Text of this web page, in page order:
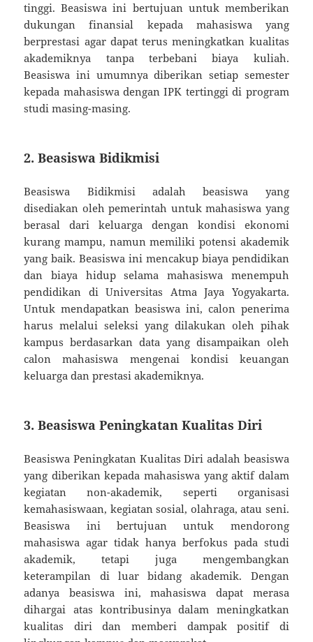
tinggi. Beasiswa ini bertujuan untuk memberikan
dukungan finansial kepada mahasiswa yang
berprestasi agar dapat terus meningkatkan kualitas
akademiknya tanpa terbebani biaya kuliah.
Beasiswa ini umumnya diberikan setiap semester
kepada mahasiswa dengan IPK tertinggi di program
studi masing-masing.
2. Beasiswa Bidikmisi
Beasiswa Bidikmisi adalah beasiswa yang
disediakan oleh pemerintah untuk mahasiswa yang
berasal dari keluarga dengan kondisi ekonomi
kurang mampu, namun memiliki potensi akademik
yang baik. Beasiswa ini mencakup biaya pendidikan
dan biaya hidup selama mahasiswa menempuh
pendidikan di Universitas Atma Jaya Yogyakarta.
Untuk mendapatkan beasiswa ini, calon penerima
harus melalui seleksi yang dilakukan oleh pihak
kampus berdasarkan data yang disampaikan oleh
calon mahasiswa mengenai kondisi keuangan
keluarga dan prestasi akademiknya.
3. Beasiswa Peningkatan Kualitas Diri
Beasiswa Peningkatan Kualitas Diri adalah beasiswa
yang diberikan kepada mahasiswa yang aktif dalam
kegiatan non-akademik, seperti organisasi
kemahasiswaan, kegiatan sosial, olahraga, atau seni.
Beasiswa ini bertujuan untuk mendorong
mahasiswa agar tidak hanya berfokus pada studi
akademik, tetapi juga mengembangkan
keterampilan di luar bidang akademik. Dengan
adanya beasiswa ini, mahasiswa dapat merasa
dihargai atas kontribusinya dalam meningkatkan
kualitas diri dan memberi dampak positif di